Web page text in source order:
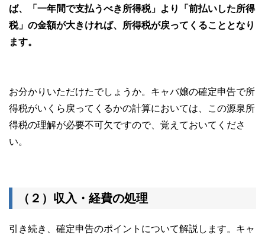
ば、「一年間で支払うべき所得税」より「前払いした所得
税」の金額が大きければ、所得税が戻ってくることとなり
ます。
お分かりいただけたでしょうか。キャバ嬢の確定申告で所
得税がいくら戻ってくるかの計算においては、この源泉所
得税の理解が必要不可欠ですので、覚えておいてくださ
い。
（２）収入・経費の処理
引き続き、確定申告のポイントについて解説します。キャ